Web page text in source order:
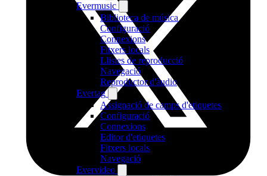
Evermusic
Biblioteca de música
Configuració
Connexions
Fitxers locals
Llistes de reproducció
Navegació
Reproductor d'àudio
Evertag
Assignació de camps d'etiquetes
Configuració
Connexions
Editor d'etiquetes
Fitxers locals
Navegació
Evervideo